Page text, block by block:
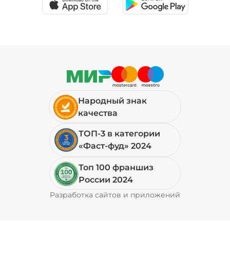
Народный знак
качества
ТОП-3 в категории
«Фаст-фуд» 2024
Топ 100 франшиз
России 2024
Разработка сайтов и приложений
Pyrobyte